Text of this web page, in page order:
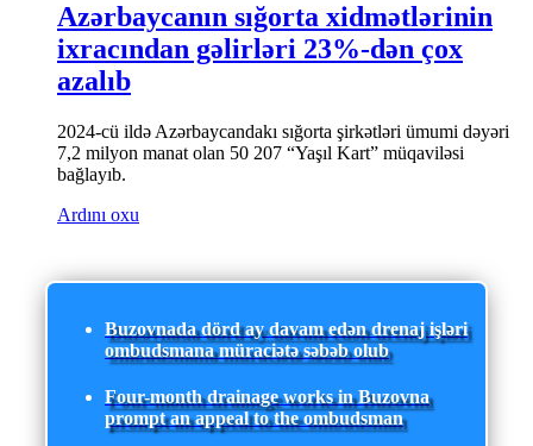
Azərbaycanın sığorta xidmətlərinin
ixracından gəlirləri 23%-dən çox
azalıb
2024-cü ildə Azərbaycandakı sığorta şirkətləri ümumi dəyəri
7,2 milyon manat olan 50 207 “Yaşıl Kart” müqaviləsi
bağlayıb.
Ardını oxu
Buzovnada dörd ay davam edən drenaj işləri
ombudsmana müraciətə səbəb olub
Four-month drainage works in Buzovna
prompt an appeal to the ombudsman